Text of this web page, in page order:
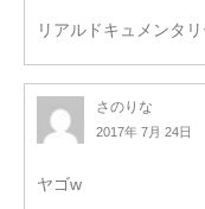
リアルドキュメンタリ
さのりな
2017年 7月 24日
ヤゴw